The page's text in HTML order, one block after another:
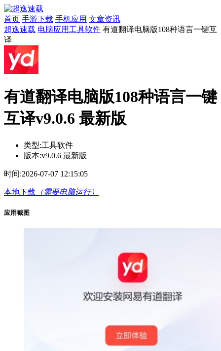
首页 手游下载 手机应用 文章资讯
超逸速载 电脑应用 工具软件 有道翻译电脑版108种语言一键互
译
有道翻译电脑版108种语言一键
互译v9.0.6 最新版
类型:工具软件
版本:v9.0.6 最新版
时间:2026-07-07 12:15:05
本地下载 （需要电脑运行）
应用截图